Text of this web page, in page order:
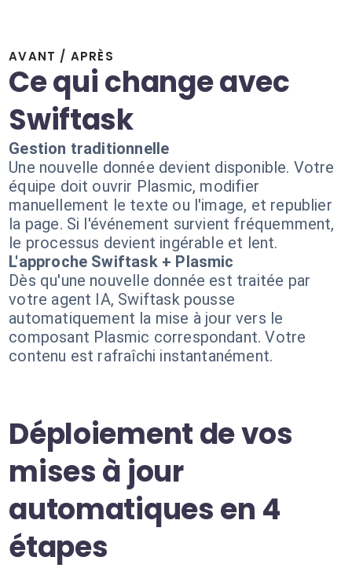
AVANT / APRÈS
Ce qui change avec
Swiftask
Gestion traditionnelle
Une nouvelle donnée devient disponible. Votre
équipe doit ouvrir Plasmic, modifier
manuellement le texte ou l'image, et republier
la page. Si l'événement survient fréquemment,
le processus devient ingérable et lent.
L'approche Swiftask + Plasmic
Dès qu'une nouvelle donnée est traitée par
votre agent IA, Swiftask pousse
automatiquement la mise à jour vers le
composant Plasmic correspondant. Votre
contenu est rafraîchi instantanément.
Déploiement de vos
mises à jour
automatiques en 4
étapes